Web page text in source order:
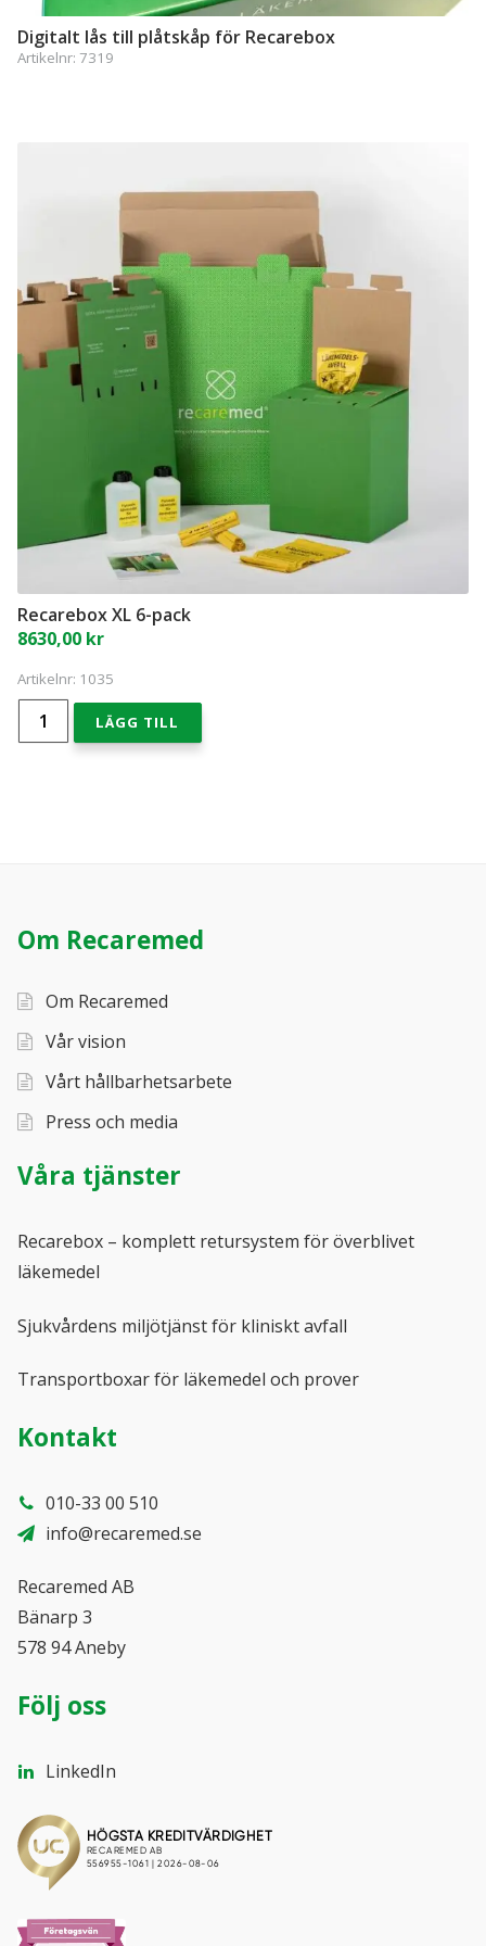
Digitalt lås till plåtskåp för Recarebox
Artikelnr: 7319
Recarebox XL 6-pack
8630,00 kr
Artikelnr: 1035
Recarebox
6-
LÄGG TILL
Om Recaremed
Om Recaremed
Vår vision
Vårt hållbarhetsarbete
Press och media
Våra tjänster
Recarebox – komplett retursystem för överblivet
läkemedel
Sjukvårdens miljötjänst för kliniskt avfall
Transportboxar för läkemedel och prover
Kontakt
010-33 00 510
info@recaremed.se
Recaremed AB
Bänarp 3
578 94 Aneby
Följ oss
LinkedIn